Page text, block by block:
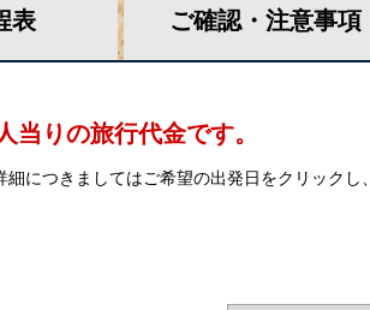
表 ご確認・ 注意事項
りの旅行代金です。
につきましてはご希望の出発日をクリックし、